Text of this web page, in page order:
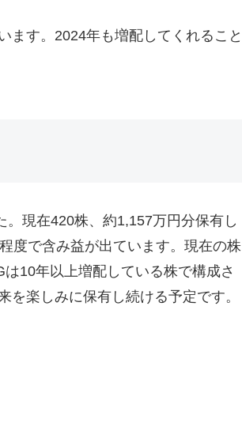
す。2024年も増配してくれること
現在420株、約1,157万円分保有し
度で含み益が出ています。現在の株
10年以上増配している株で構成さ
楽しみに保有し続ける予定です。